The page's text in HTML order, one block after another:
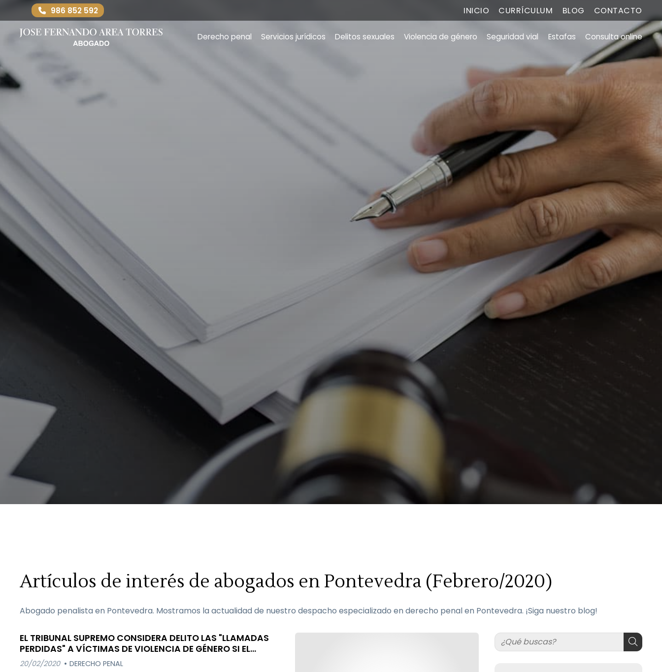
986 852 592 INICIO CURRÍCULUM BLOG CONTACTO
Derecho penal Servicios jurídicos Delitos sexuales Violencia de género Seguridad vial Estafas Consulta online
Artículos de interés de abogados en Pontevedra (Febrero/2020)
Abogado penalista en Pontevedra. Mostramos la actualidad de nuestro despacho especializado en derecho penal en Pontevedra. ¡Siga nuestro blog!
EL TRIBUNAL SUPREMO CONSIDERA DELITO LAS "LLAMADAS
PERDIDAS" A VÍCTIMAS DE VIOLENCIA DE GÉNERO SI EL
AGRESOR TIENE LA PROHIBICIÓN DE COMUNICARSE CON ELLA
20/02/2020 DERECHO PENAL